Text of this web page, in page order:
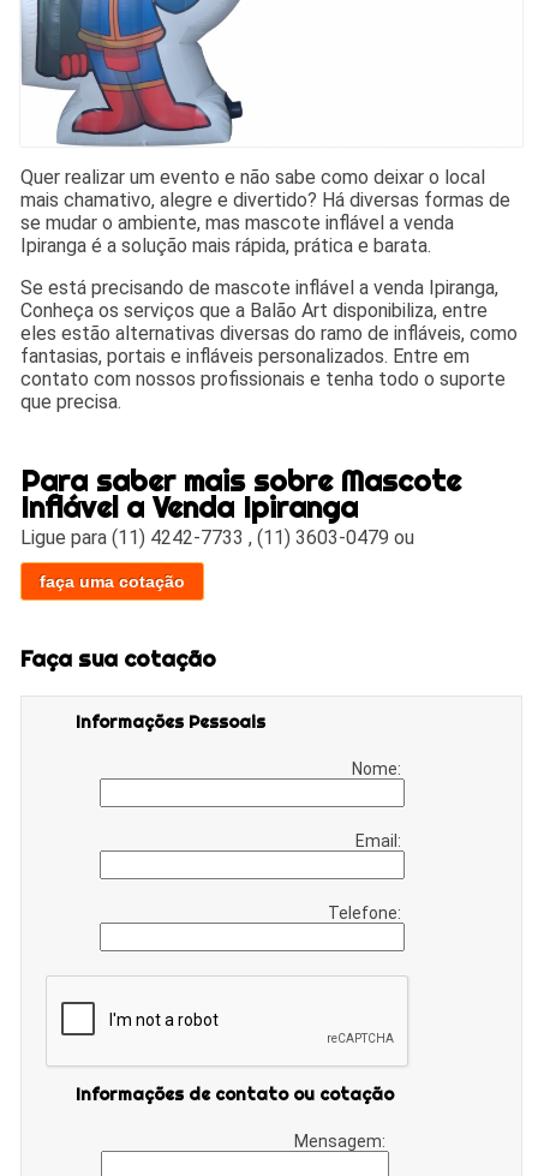
Quer realizar um evento e não sabe como deixar o local
mais chamativo, alegre e divertido? Há diversas formas de
se mudar o ambiente, mas mascote inflável a venda
Ipiranga é a solução mais rápida, prática e barata.
Se está precisando de mascote inflável a venda Ipiranga,
Conheça os serviços que a Balão Art disponibiliza, entre
eles estão alternativas diversas do ramo de infláveis, como
fantasias, portais e infláveis personalizados. Entre em
contato com nossos profissionais e tenha todo o suporte
que precisa.
Para saber mais sobre Mascote
Inflável a Venda Ipiranga
Ligue para(11) 4242-7733 ,(11) 3603-0479 ou
faça uma cotação
Faça sua cotação
Informações Pessoais
Nome:
Email:
Telefone:
Informações de contato ou cotação
Mensagem: